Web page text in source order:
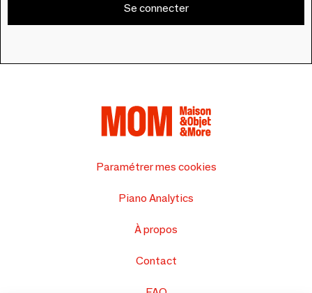
Se connecter
Paramétrer mes cookies
Piano Analytics
À propos
Contact